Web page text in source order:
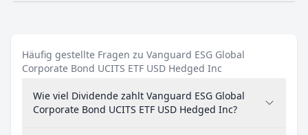
Häufig gestellte Fragen zu Vanguard ESG Global
Corporate Bond UCITS ETF USD Hedged Inc
Wie viel Dividende zahlt Vanguard ESG Global
Corporate Bond UCITS ETF USD Hedged Inc?